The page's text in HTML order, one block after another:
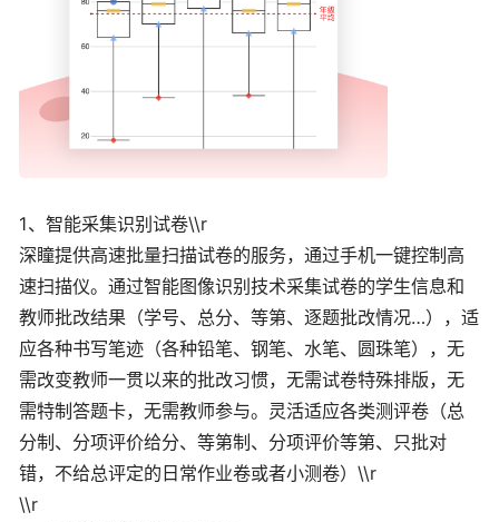
1、智能采集识别试卷\\r
深瞳提供高速批量扫描试卷的服务，通过手机一键控制高
速扫描仪。通过智能图像识别技术采集试卷的学生信息和
教师批改结果（学号、总分、等第、逐题批改情况…），适
应各种书写笔迹（各种铅笔、钢笔、水笔、圆珠笔），无
需改变教师一贯以来的批改习惯，无需试卷特殊排版，无
需特制答题卡，无需教师参与。灵活适应各类测评卷（总
分制、分项评价给分、等第制、分项评价等第、只批对
错，不给总评定的日常作业卷或者小测卷）\\r
\\r